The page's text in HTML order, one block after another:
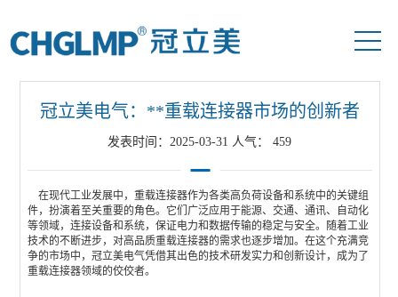
冠立美电气：**重载连接器市场的创新者
发表时间：2025-03-31 人气： 459
在现代工业发展中，重载连接器作为各类高负荷设备和系统中的关键组
件，扮演着至关重要的角色。它们广泛应用于能源、交通、通讯、自动化
等领域，连接设备和系统，保证电力和数据传输的稳定与安全。随着工业
技术的不断进步，对高品质重载连接器的需求也逐步增加。在这个充满竞
争的市场中，冠立美电气凭借其出色的技术研发实力和创新设计，成为了
重载连接器领域的佼佼者。